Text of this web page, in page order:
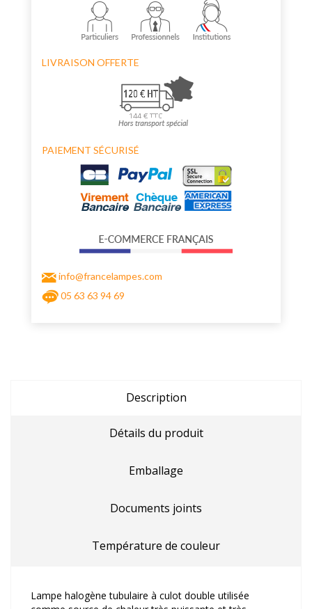
LIVRAISON OFFERTE
PAIEMENT SÉCURISÉ
info@francelampes.com
05 63 63 94 69
Description
Détails du produit
Emballage
Documents joints
Température de couleur
Lampe halogène tubulaire à culot double utilisée